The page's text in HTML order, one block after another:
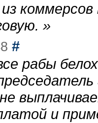
»
#
рабы
и